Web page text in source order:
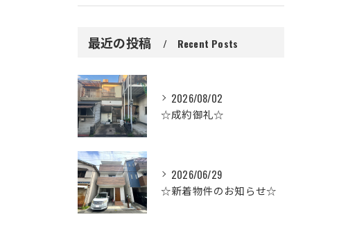
最近の投稿 Recent Posts
2026/08/02
☆成約御礼☆
2026/06/29
☆新着物件のお知らせ☆